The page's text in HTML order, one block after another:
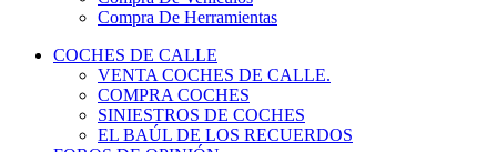
PRUEBAS DE VEHÍCULOS DE CALLE.
VIDEOS DE RALLY.
A CONTRATRAMO
TIENDA ONLINE
NUEVO ANUNCIO